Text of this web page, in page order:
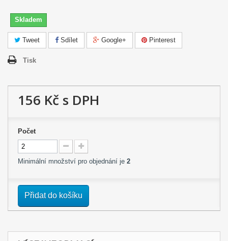
Skladem
Tweet Sdílet Google+ Pinterest
Tisk
156 Kč s DPH
Počet
Minimální množství pro objednání je 2
Přidat do košíku